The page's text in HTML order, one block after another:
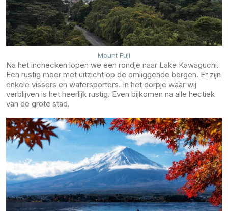
Mount Fuji
Na het inchecken lopen we een rondje naar Lake Kawaguchi.
Een rustig meer met uitzicht op de omliggende bergen. Er zijn
enkele vissers en watersporters. In het dorpje waar wij
verblijven is het heerlijk rustig. Even bijkomen na alle hectiek
van de grote stad.